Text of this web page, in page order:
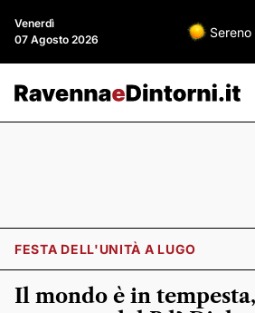
Venerdì
07 Agosto 2026
Sereno
FESTA DELL'UNITÀ A LUGO
Il mondo è in